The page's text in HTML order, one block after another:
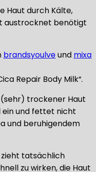
Haut durch Kälte,
austrocknet benötigt
brandsyoulveund mixa
Repair Body Milk“.
trockener Haut
ein und fettet nicht
und beruhigendem
zieht tatsächlich
zu wirken, die Haut